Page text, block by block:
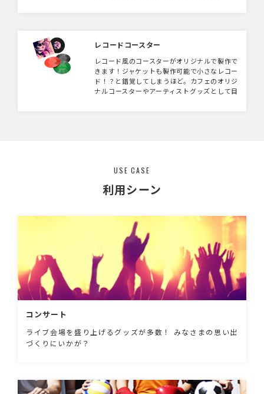
レコードコースター
レコード風のコースターがオリジナルで製作で
きます！ジャケットも製作可能で小さなレコー
ド！？と錯覚してしまうほど。カフェのオリジ
ナルコースターやアーティストグッズとして目
USE CASE
利用シーン
コンサート
ライブ会場を盛り上げるグッズが多数！ みなさまの思い出
づくりにいかが？